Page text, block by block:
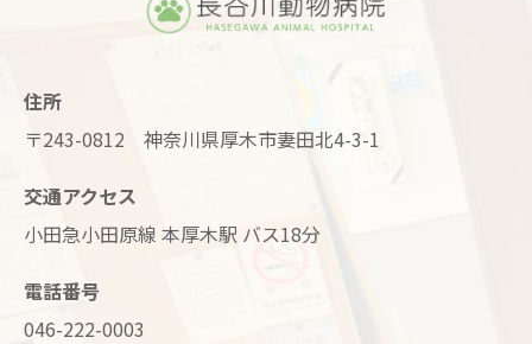
住所
〒243-0812 神奈川県厚木市妻田北4-3-1
交通アクセス
小田急小田原線 本厚木駅 バス18分
電話番号
046-222-0003